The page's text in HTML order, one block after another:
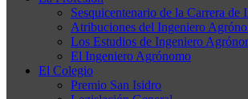
Sesquicentenario de la Carrera
Atribuciones del Ingeniero
Los Estudios de Ingeniero
El Ingeniero Agrónomo
El Colegio
Premio San Isidro